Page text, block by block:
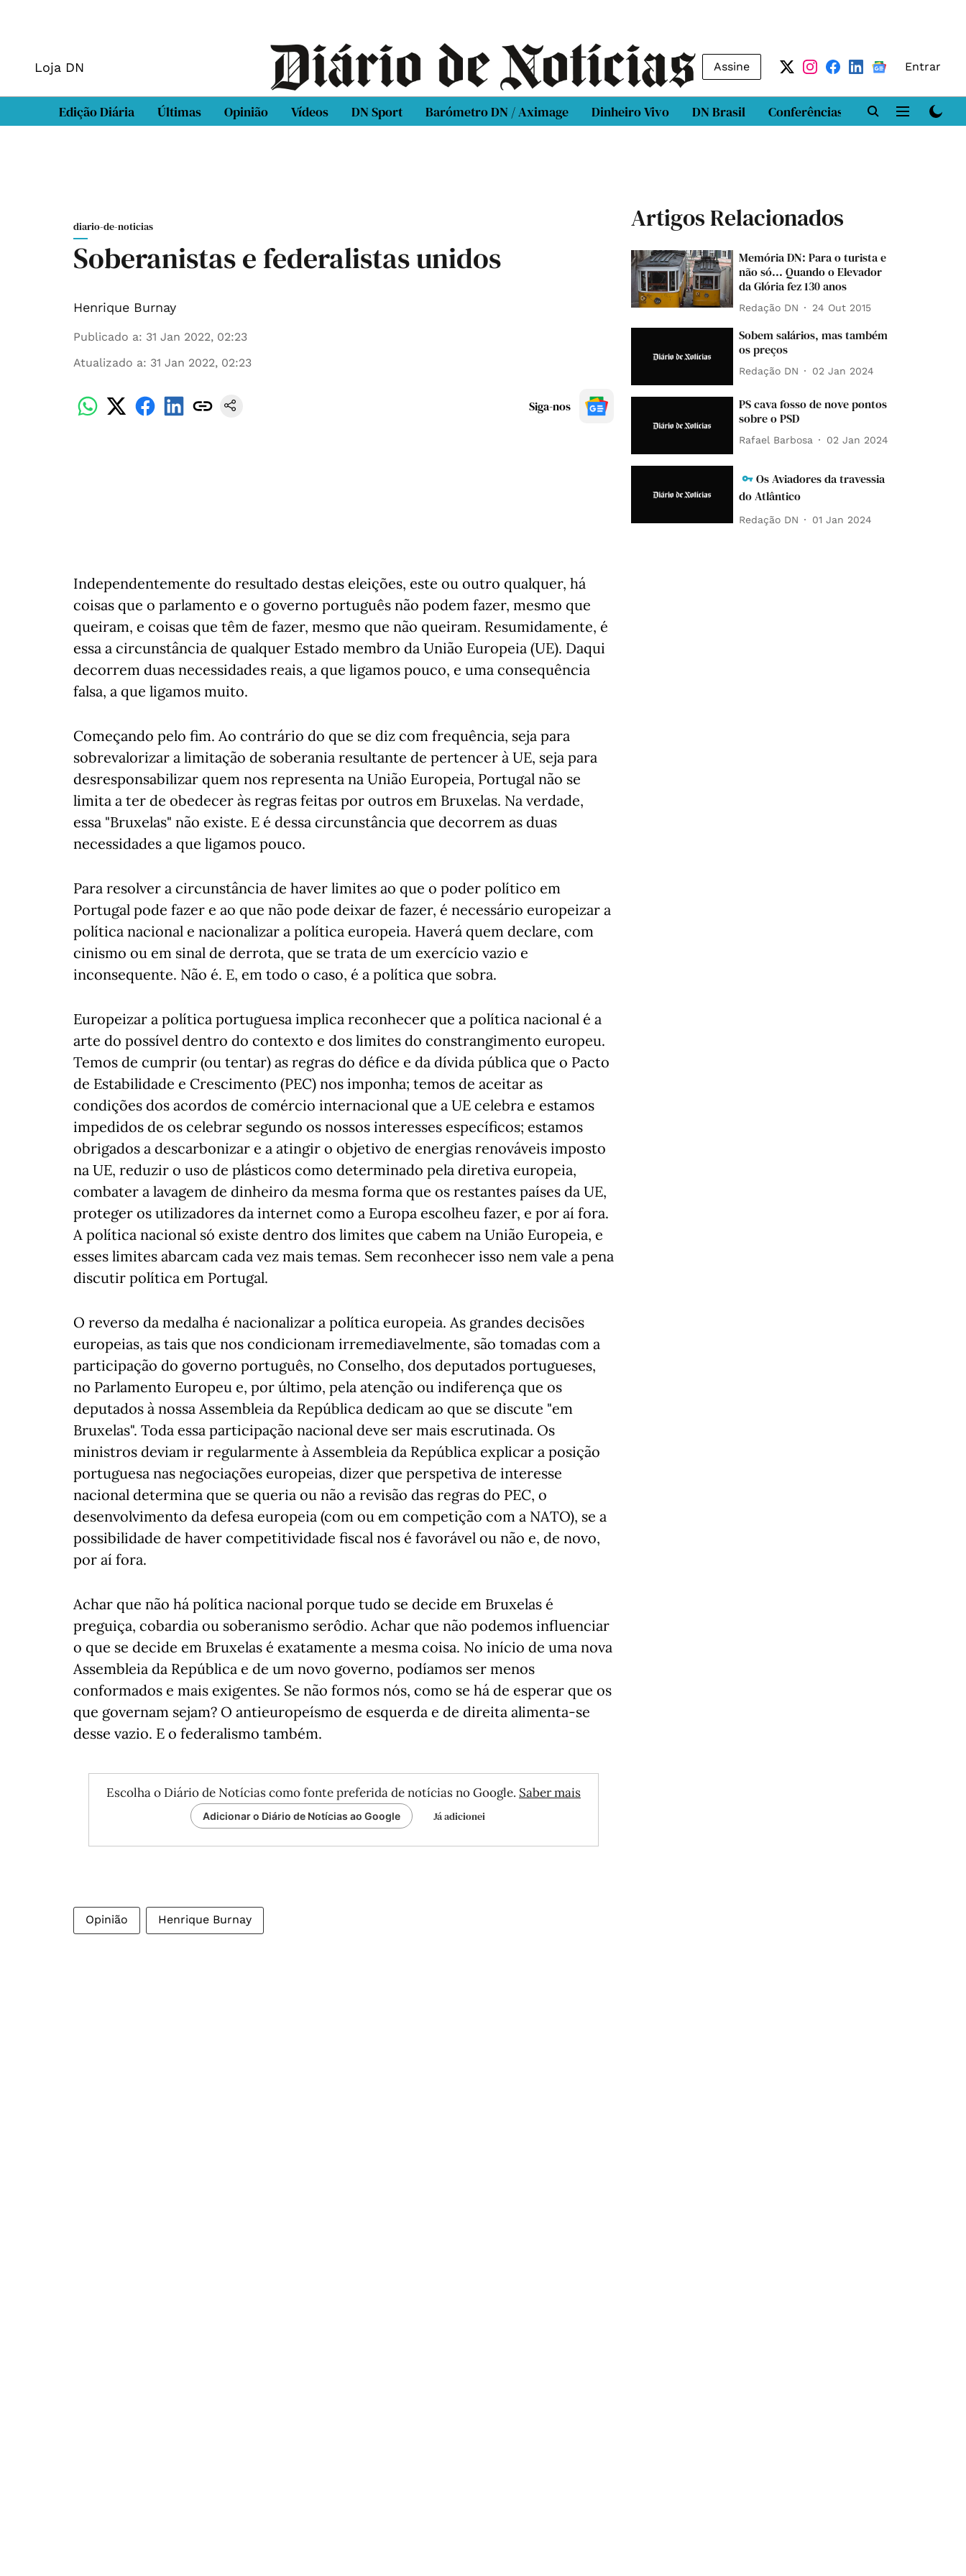
Loja DN Assine Entrar
Edição Diária Últimas Opinião Vídeos DN Sport Barómetro DN / Aximage Dinheiro Vivo DN Brasil Conferências DN LAB
diario-de-noticias
Soberanistas e federalistas unidos
Henrique Burnay
Publicado a: 31 Jan 2022, 02:23
Atualizado a: 31 Jan 2022, 02:23
Siga-nos
Independentemente do resultado destas eleições, este ou outro qualquer, há
coisas que o parlamento e o governo português não podem fazer, mesmo que
queiram, e coisas que têm de fazer, mesmo que não queiram. Resumidamente, é
essa a circunstância de qualquer Estado membro da União Europeia (UE). Daqui
decorrem duas necessidades reais, a que ligamos pouco, e uma consequência
falsa, a que ligamos muito.
Começando pelo fim. Ao contrário do que se diz com frequência, seja para
sobrevalorizar a limitação de soberania resultante de pertencer à UE, seja para
desresponsabilizar quem nos representa na União Europeia, Portugal não se
limita a ter de obedecer às regras feitas por outros em Bruxelas. Na verdade,
essa "Bruxelas" não existe. E é dessa circunstância que decorrem as duas
necessidades a que ligamos pouco.
Para resolver a circunstância de haver limites ao que o poder político em
Portugal pode fazer e ao que não pode deixar de fazer, é necessário europeizar a
política nacional e nacionalizar a política europeia. Haverá quem declare, com
cinismo ou em sinal de derrota, que se trata de um exercício vazio e
inconsequente. Não é. E, em todo o caso, é a política que sobra.
Europeizar a política portuguesa implica reconhecer que a política nacional é a
arte do possível dentro do contexto e dos limites do constrangimento europeu.
Temos de cumprir (ou tentar) as regras do défice e da dívida pública que o Pacto
de Estabilidade e Crescimento (PEC) nos imponha; temos de aceitar as
condições dos acordos de comércio internacional que a UE celebra e estamos
impedidos de os celebrar segundo os nossos interesses específicos; estamos
obrigados a descarbonizar e a atingir o objetivo de energias renováveis imposto
na UE, reduzir o uso de plásticos como determinado pela diretiva europeia,
combater a lavagem de dinheiro da mesma forma que os restantes países da UE,
proteger os utilizadores da internet como a Europa escolheu fazer, e por aí fora.
A política nacional só existe dentro dos limites que cabem na União Europeia, e
esses limites abarcam cada vez mais temas. Sem reconhecer isso nem vale a pena
discutir política em Portugal.
O reverso da medalha é nacionalizar a política europeia. As grandes decisões
europeias, as tais que nos condicionam irremediavelmente, são tomadas com a
participação do governo português, no Conselho, dos deputados portugueses,
no Parlamento Europeu e, por último, pela atenção ou indiferença que os
deputados à nossa Assembleia da República dedicam ao que se discute "em
Bruxelas". Toda essa participação nacional deve ser mais escrutinada. Os
ministros deviam ir regularmente à Assembleia da República explicar a posição
portuguesa nas negociações europeias, dizer que perspetiva de interesse
nacional determina que se queria ou não a revisão das regras do PEC, o
desenvolvimento da defesa europeia (com ou em competição com a NATO), se a
possibilidade de haver competitividade fiscal nos é favorável ou não e, de novo,
por aí fora.
Achar que não há política nacional porque tudo se decide em Bruxelas é
preguiça, cobardia ou soberanismo serôdio. Achar que não podemos influenciar
o que se decide em Bruxelas é exatamente a mesma coisa. No início de uma nova
Assembleia da República e de um novo governo, podíamos ser menos
conformados e mais exigentes. Se não formos nós, como se há de esperar que os
que governam sejam? O antieuropeísmo de esquerda e de direita alimenta-se
desse vazio. E o federalismo também.
Escolha o Diário de Notícias como fonte preferida de notícias no Google. Saber mais
Adicionar o Diário de Notícias ao Google Já adicionei
Opinião Henrique Burnay
Artigos Relacionados
Memória DN: Para o turista e
não só... Quando o Elevador
da Glória fez 130 anos
Redação DN 24 Out 2015
Sobem salários, mas também
os preços
Redação DN 02 Jan 2024
PS cava fosso de nove pontos
sobre o PSD
Rafael Barbosa 02 Jan 2024
Os Aviadores da travessia
do Atlântico
Redação DN 01 Jan 2024